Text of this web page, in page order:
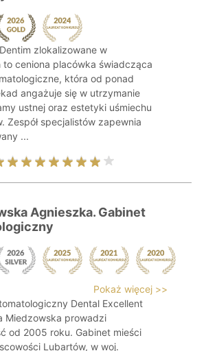
zlokalizowane w
to ceniona placówka świadcząca
która od ponad
angażuje się w utrzymanie
ustnej oraz estetyki uśmiechu
Zespół specjalistów zapewnia
...
Agnieszka. Gabinet
Pokaż więcej >>
Dental Excellent
Miedzowska prowadzi
od 2005 roku. Gabinet mieści
Lubartów, w woj.